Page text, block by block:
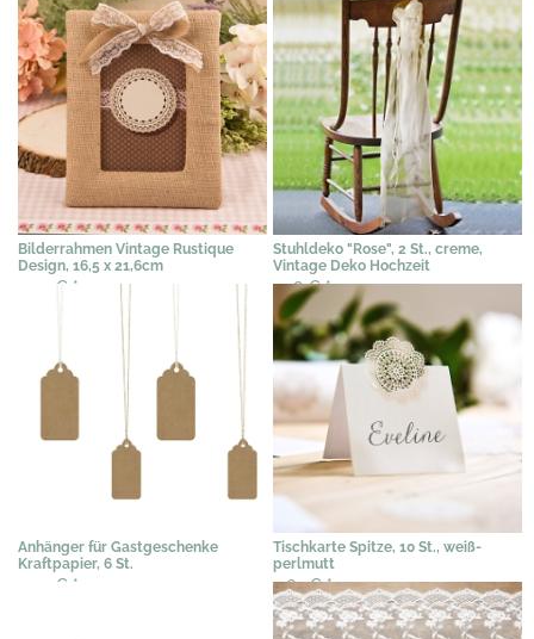
Bilderrahmen Vintage Rustique
Design, 16,5 x 21,6cm
9,99 € *
Stuhldeko "Rose", 2 St., creme,
Vintage Deko Hochzeit
9,18 €*
Anhänger für Gastgeschenke
Kraftpapier, 6 St.
3,59 € *
Tischkarte Spitze, 10 St., weiß-
perlmutt
4,62 €*